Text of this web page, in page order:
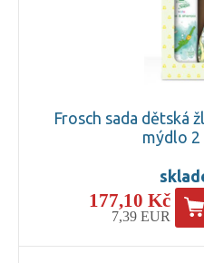
Frosch sada dětská
mýdlo 2
177,10 Kč
7,39 EUR